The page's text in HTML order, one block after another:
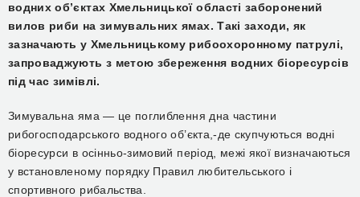
водних об’єктах Хмельницької області заборонений
вилов риби на зимувальних ямах. Такі заходи, як
зазначають у Хмельницькому рибоохоронному патрулі,
запроваджують з метою збереження водних біоресурсів
під час зимівлі.
Зимувальна яма — це поглиблення дна частини
рибогосподарського водного об’єкта,-де скупчуються водні
біоресурси в осінньо-зимовий період, межі якої визначаються
у встановленому порядку Правил любительського і
спортивного рибальства.